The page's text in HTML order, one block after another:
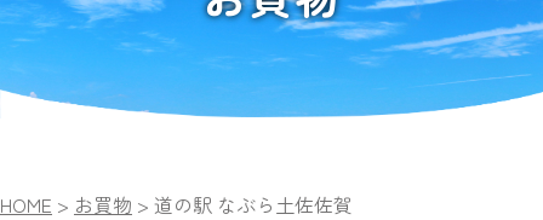
HOME > お買物 > 道の駅 なぶら土佐佐賀